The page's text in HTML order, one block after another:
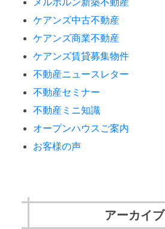
メルボルン新築不動産
ケアンズ中古不動産
ケアンズ商業不動産
ケアンズ賃貸募集物件
不動産ニュースレター
不動産セミナー
不動産ミニ知識
オープンハウスご案内
お客様の声
アーカイブ